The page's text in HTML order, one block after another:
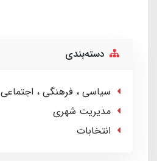
دسته‌بندی
سیاسی ، فرهنگی ، اجتماعی
مدیریت شهری
انتخابات